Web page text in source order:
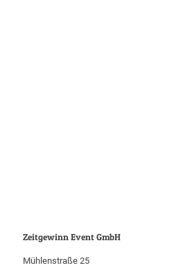
Zeitgewinn Event GmbH
Mühlenstraße 25